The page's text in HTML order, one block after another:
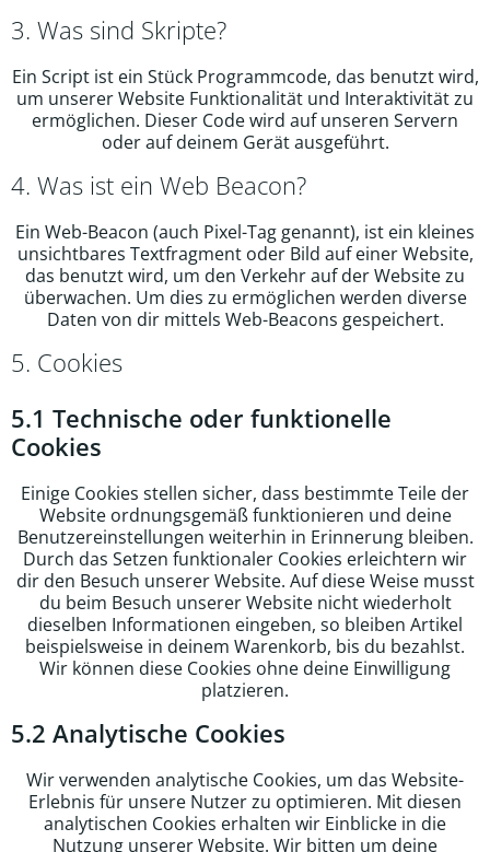
3. Was sind Skripte?
Ein Script ist ein Stück Programmcode, das benutzt wird,
um unserer Website Funktionalität und Interaktivität zu
ermöglichen. Dieser Code wird auf unseren Servern
oder auf deinem Gerät ausgeführt.
4. Was ist ein Web Beacon?
Ein Web-Beacon (auch Pixel-Tag genannt), ist ein kleines
unsichtbares Textfragment oder Bild auf einer Website,
das benutzt wird, um den Verkehr auf der Website zu
überwachen. Um dies zu ermöglichen werden diverse
Daten von dir mittels Web-Beacons gespeichert.
5. Cookies
5.1 Technische oder funktionelle
Cookies
Einige Cookies stellen sicher, dass bestimmte Teile der
Website ordnungsgemäß funktionieren und deine
Benutzereinstellungen weiterhin in Erinnerung bleiben.
Durch das Setzen funktionaler Cookies erleichtern wir
dir den Besuch unserer Website. Auf diese Weise musst
du beim Besuch unserer Website nicht wiederholt
dieselben Informationen eingeben, so bleiben Artikel
beispielsweise in deinem Warenkorb, bis du bezahlst.
Wir können diese Cookies ohne deine Einwilligung
platzieren.
5.2 Analytische Cookies
Wir verwenden analytische Cookies, um das Website-
Erlebnis für unsere Nutzer zu optimieren. Mit diesen
analytischen Cookies erhalten wir Einblicke in die
Nutzung unserer Website. Wir bitten um deine